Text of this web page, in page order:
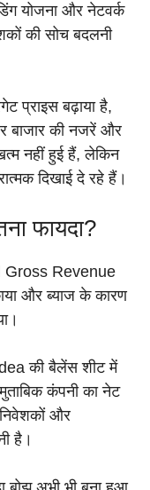
योजना और नेटवर्क
की सोच बदलनी
प्राइस बढ़ाया है,
बाजार की नजरें और
नहीं हुई हैं, लेकिन
दिखाई दे रहे हैं।
फायदा?
Gross Revenue
और ब्याज के कारण
की बैलेंस शीट में
कंपनी का नेट
और
है।